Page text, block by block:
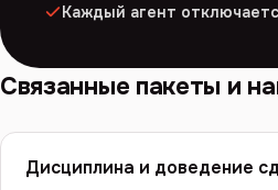
Каждый агент
Связанные пакеты и
Дисциплина и доведение